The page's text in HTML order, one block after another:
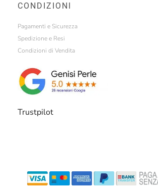
CONDIZIONI
Pagamenti e Sicurezza
Spedizione e Resi
Condizioni di Vendita
Trustpilot